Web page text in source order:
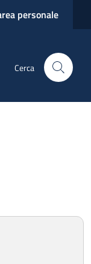
personale
Cerca